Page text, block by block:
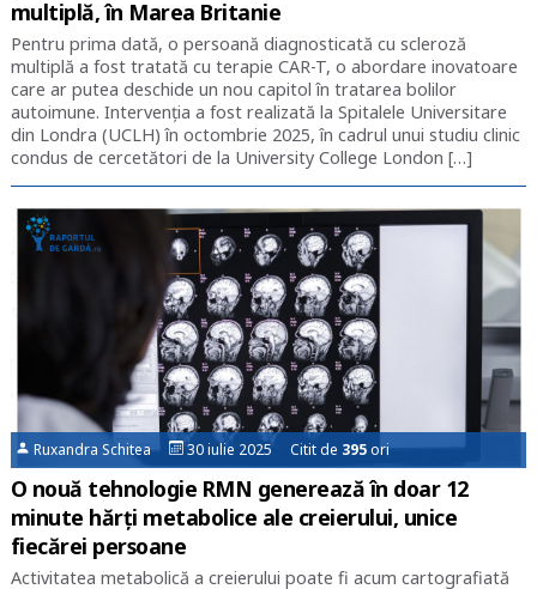
multiplă, în Marea Britanie
Pentru prima dată, o persoană diagnosticată cu scleroză
multiplă a fost tratată cu terapie CAR-T, o abordare inovatoare
care ar putea deschide un nou capitol în tratarea bolilor
autoimune. Intervenția a fost realizată la Spitalele Universitare
din Londra (UCLH) în octombrie 2025, în cadrul unui studiu clinic
condus de cercetători de la University College London […]
Ruxandra Schitea 30 iulie 2025 Citit de 395ori
O nouă tehnologie RMN generează în doar 12
minute hărți metabolice ale creierului, unice
fiecărei persoane
Activitatea metabolică a creierului poate fi acum cartografiată